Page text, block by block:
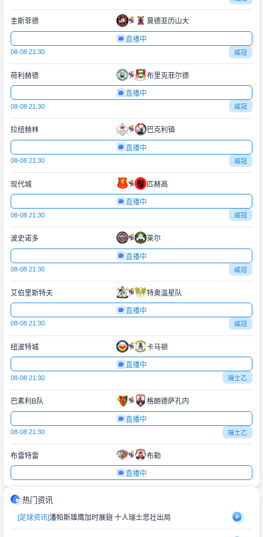
圭斯菲德 莫德亚历山大
直播中
08-08 21:30 威冠
荷利赫德 布里克菲尔德
直播中
08-08 21:30 威冠
拉纽赫林 巴克利镇
直播中
08-08 21:30 威冠
现代城 匹赫高
直播中
08-08 21:30 威冠
波史诺多 莱尔
直播中
08-08 21:30 威冠
艾伯里斯特夫 特奥温星队
直播中
08-08 21:30 威冠
纽波特城 卡马顿
直播中
08-08 21:30 瑞士乙
巴素利B队 格朗德萨孔内
直播中
08-08 21:30 瑞士乙
布雷特雷 布勒
直播中
热门资讯
[足球资讯]潘帕斯雄鹰加时展翅 十人瑞士悲壮出局